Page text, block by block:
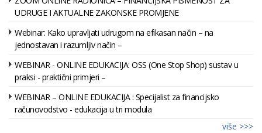
UDRUGE I AKTUALNE ZAKONSKE PROMJENE
Webinar: Kako upravljati udrugom na efikasan način – na
jednostavan i razumljiv način –
WEBINAR - ONLINE EDUKACIJA: OSS (One Stop Shop) sustav u
praksi - praktični primjeri –
WEBINAR – ONLINE EDUKACIJA : Specijalist za financijsko
računovodstvo - edukacija u tri modula
više >>>